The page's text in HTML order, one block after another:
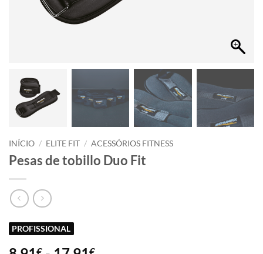
INÍCIO / ELITE FIT / ACESSÓRIOS FITNESS
Pesas de tobillo Duo Fit
PROFISSIONAL